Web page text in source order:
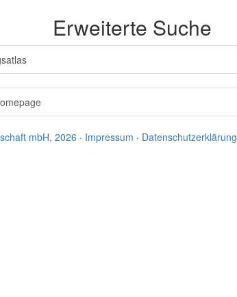
Erweiterte Suche
mbH, 2026 · Impressum · Datenschutzerklärung